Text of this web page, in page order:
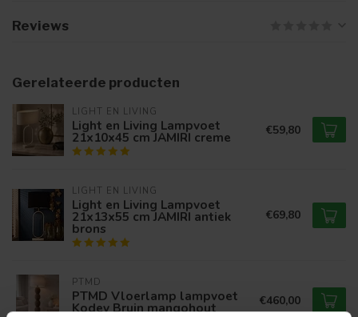
Reviews
Gerelateerde producten
LIGHT EN LIVING
Light en Living Lampvoet
21x10x45 cm JAMIRI creme €59,80
LIGHT EN LIVING
Light en Living Lampvoet
21x13x55 cm JAMIRI antiek
brons
€69,80
PTMD
PTMD Vloerlamp lampvoet
Kodey Bruin mangohout €460,00